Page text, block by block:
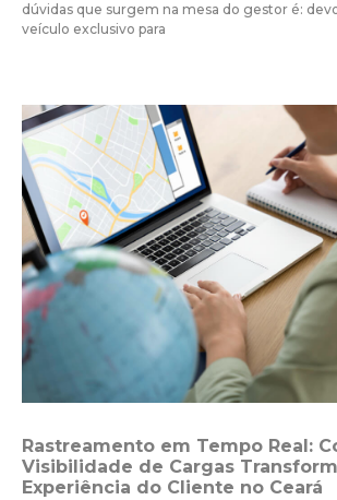
dúvidas que surgem na mesa do gestor é:
veículo exclusivo para
Rastreamento em Tempo Real:
Visibilidade de Cargas
Experiência do Cliente no Ceará